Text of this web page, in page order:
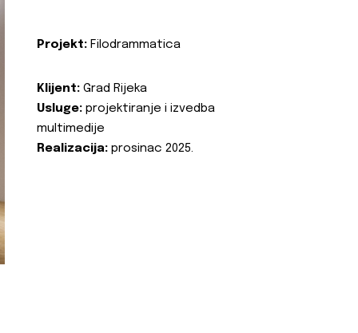
Projekt: Filodrammatica
Klijent: Grad Rijeka
Usluge: projektiranje i izvedba
multimedije
Realizacija: prosinac 2025.